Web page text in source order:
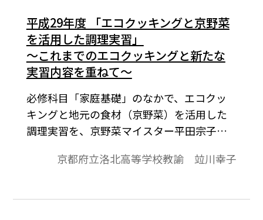
平成29年度 「エコクッキングと京野菜
を活用した調理実習」
～これまでのエコクッキングと新たな
実習内容を重ねて～
必修科目「家庭基礎」のなかで、エコクッ
キングと地元の食材（京野菜）を活用した
調理実習を、京野菜マイスター平田宗子氏
キングや京野菜農園の見学と京野菜を活用
に掲載済）、今年度は、献立を一部新しい
京都府立洛北高等学校教諭 竝川幸子